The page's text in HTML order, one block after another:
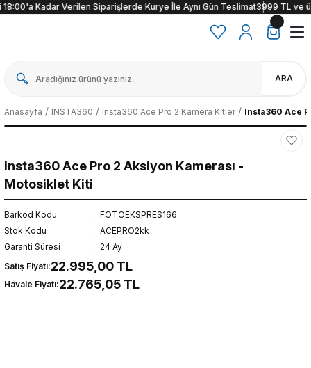
Kadar Verilen Siparişlerde Kurye İle Aynı Gün Teslimat3999 TL ve
ARA
Anasayfa INSTA360 Insta360 Ace Pro 2 Kamera Kitler Insta360 Ace
Insta360 Ace Pro 2 Aksiyon Kamerası -
Motosiklet Kiti
Barkod Kodu
FOTOEKSPRES166
Stok Kodu
ACEPRO2kk
Garanti Süresi
24 Ay
Satış Fiyatı:22.995,00 TL
Havale Fiyatı:22.765,05 TL